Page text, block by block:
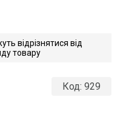
відрізнятися від
товару
Код: 929